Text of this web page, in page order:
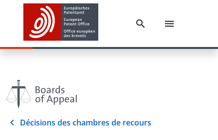
Décisions des chambres de recours